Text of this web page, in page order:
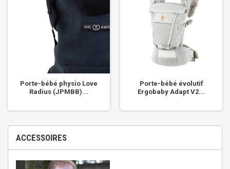
Porte-bébé physio Love
Radius (JPMBB)...
Porte-bébé évolutif
Ergobaby Adapt V2...
ACCESSOIRES